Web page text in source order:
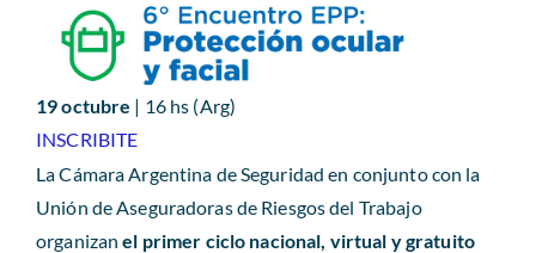
Capacitaciones
Revista AHORA
ACCESO EXCLUSIVO A SOCIOS
19 octubre | 16 hs (Arg)
INSCRIBITE
La Cámara Argentina de Seguridad en conjunto con la
Unión de Aseguradoras de Riesgos del Trabajo
organizanel primer ciclo nacional, virtual y gratuito